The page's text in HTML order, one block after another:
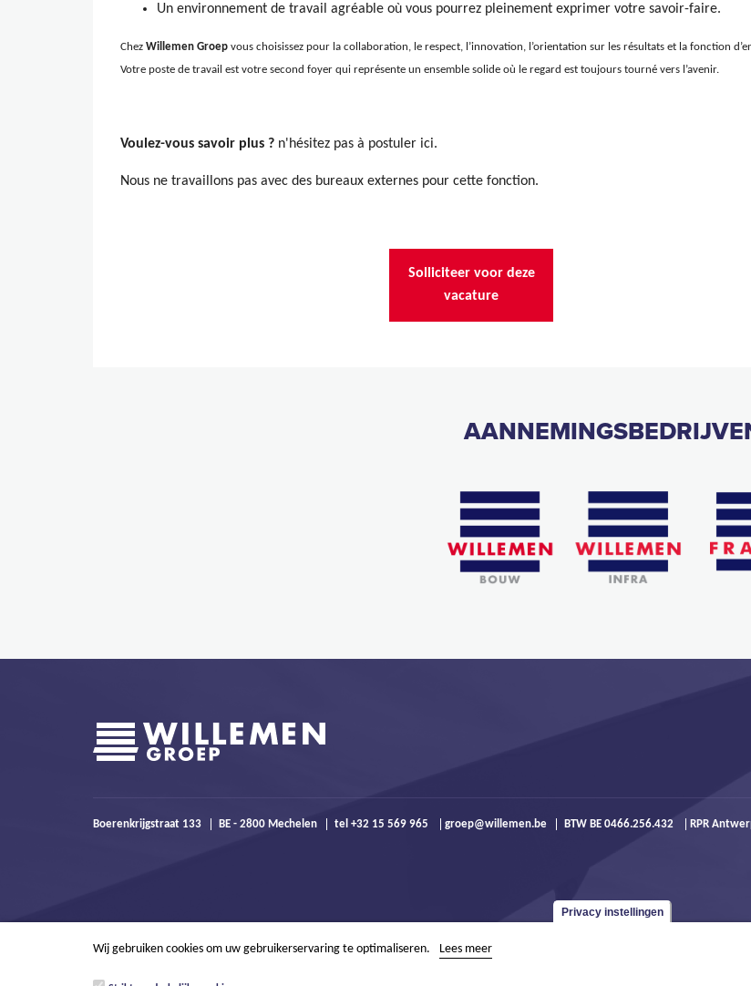
Un environnement de travail agréable où vous pourrez pleinement exprimer votre savoir-faire.
Chez Willemen Groep vous choisissez pour la collaboration, le respect, l’innovation, l’orientation sur les résultats et la fonction
Votre poste de travail est votre second foyer qui représente un ensemble solide où le regard est toujours tourné vers l’avenir.
Voulez-vous savoir plus ? n'hésitez pas à postuler ici.
Nous ne travaillons pas avec des bureaux externes pour cette fonction.
Solliciteer voor deze
vacature
Boerenkrijgstraat 133 BE - 2800 Mechelen tel +32 15 569 965 groep@willemen.be BTW BE 0466.256.432 RPR
Privacy instellingen
Wij gebruiken cookies om uw gebruikerservaring te optimaliseren. Lees meer